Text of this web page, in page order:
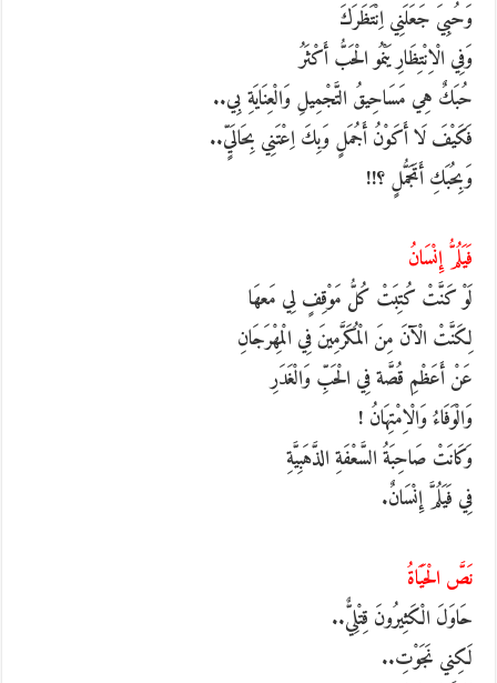
وَحُبِيَ جَعَلَنِي اِنْتَظَرَكَ
وَفِي الْاِنْتِظَارِ يَنْمُو الْحَبُّ أَكْثَرُ
حُبَكٌ هِي مَسَاحِيقُ التَّجْمِيلِ وَالْعِنَايَةِ بِي..
فَكَيْفَ لَا أَكَوْنُ أَجُمَلٍ وَبِكَ اِعْتَنِي بِحَالَيٍّ..
وَبِحُبَكِ أَتَجَمُّلٍ ؟!!
فَيَلُمُّ إِنْسَانُ
لَوْ كَنَّتْ كُتِبَتْ كُلُّ مَوْقِفٍ لِي مَعهَا
لِكَنَّتْ الْآنَ مِنَ الْمُكَرَّمِينَ فِي الْمِهْرَجَانِ
عَنْ أَعَظْمِ قُصَّة فِي الْحَبِّ وَالْغَدَرِ
وَالْوَفَاءُ وَالْاِمْتِهَانُ !
وَكَانَتْ صَاحِبَةُ السَّعْفَةِ الذَّهَبِيَّةِ
فِي فَيَلُمَّ إِنْسَانٌ.
نَصَّ الْحَيَاةُ
حَاوَلَ الْكَثِيرُونَ قِتْلِيٌّ..
لَكِني نَجَوْتِ..